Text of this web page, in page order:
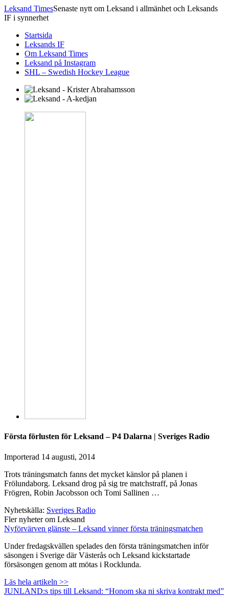
Leksand TimesSenaste nytt om Leksand i allmänhet och Leksands
IF i synnerhet
Startsida
Leksands IF
Om Leksand Times
Leksand på Instagram
SHL – Swedish Hockey League
Första förlusten för Leksand – P4 Dalarna | Sveriges Radio
Importerad 14 augusti, 2014
Trots träningsmatch fanns det mycket känslor på planen i
Frölundaborg. Leksand drog på sig tre matchstraff, på Jonas
Frögren, Robin Jacobsson och Tomi Sallinen …
Nyhetskälla: Sveriges Radio
Fler nyheter om Leksand
Nyförvärven glänste – Leksand vinner första träningsmatchen
Under fredagskvällen spelades den första träningsmatchen inför
säsongen i Sverige där Västerås och Leksand kickstartade
försäsongen genom att mötas i Rocklunda.
Läs hela artikeln >>
JUNLAND:s tips till Leksand: “Honom ska ni skriva kontrakt med”